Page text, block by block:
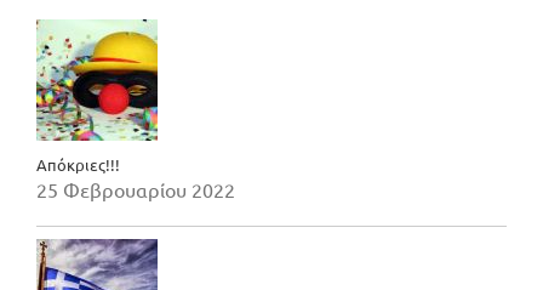
Απόκριες!!!
25 Φεβρουαρίου 2022